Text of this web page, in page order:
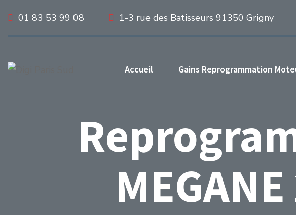
01 83 53 99 08 1-3 rue des Batisseurs 91350 Grigny
Accueil Gains Reprogrammation